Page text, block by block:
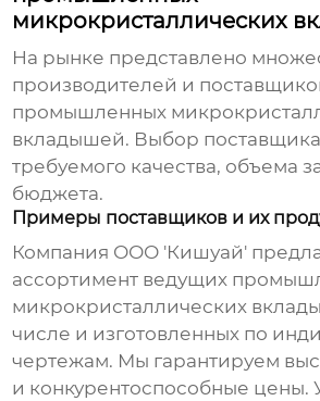
микрокристаллических
На рынке представлено
производителей и
промышленных
вкладышей. Выбор
требуемого качества, объема
бюджета.
Примеры поставщиков и их
Компания ООО 'Кишуай'
ассортимент ведущих
микрокристаллических
числе и изготовленных по
чертежам. Мы гарантируем
и конкурентоспособные цены.